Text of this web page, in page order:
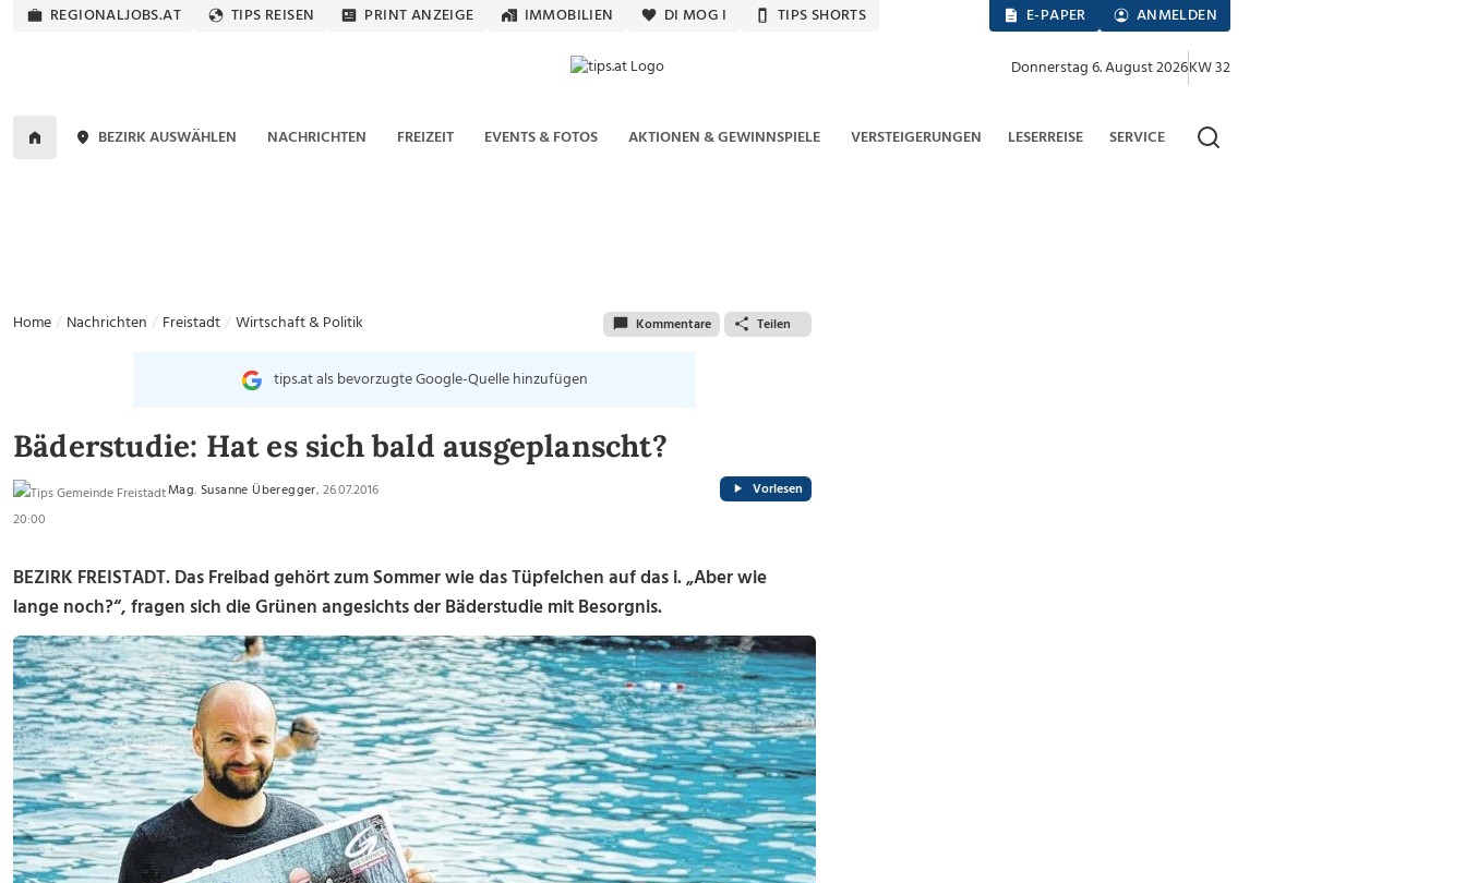
REGIONALJOBS.AT TIPS REISEN PRINT ANZEIGE IMMOBILIEN DI MOG I TIPS SHORTS E-PAPER ANMELDEN
Donnerstag 6. August 2026KW 32
BEZIRK AUSWÄHLEN NACHRICHTEN FREIZEIT EVENTS & FOTOS AKTIONEN & GEWINNSPIELE VERSTEIGERUNGEN LESERREISE SERVICE
Home Nachrichten Freistadt Wirtschaft & Politik Kommentare Teilen
tips.at als bevorzugte Google-Quelle hinzufügen
Bäderstudie: Hat es sich bald ausgeplanscht?
Mag. Susanne Überegger, 26.07.2016
20:00
Vorlesen
BEZIRK FREISTADT. Das Freibad gehört zum Sommer wie das Tüpfelchen auf das i. „Aber wie
lange noch?“, fragen sich die Grünen angesichts der Bäderstudie mit Besorgnis.